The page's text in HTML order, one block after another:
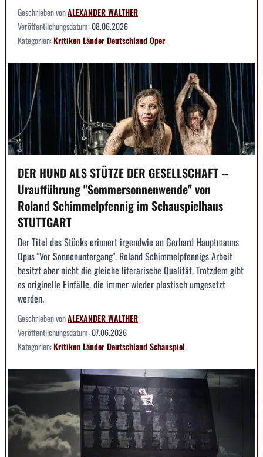
Geschrieben vonALEXANDER WALTHER
Veröffentlichungsdatum:08.06.2026
Kategorien:KritikenLänderDeutschlandOper
DER HUND ALS STÜTZE DER GESELLSCHAFT --
Uraufführung "Sommersonnenwende" von
Roland Schimmelpfennig im Schauspielhaus
STUTTGART
Der Titel des Stücks erinnert irgendwie an Gerhard Hauptmanns
Opus "Vor Sonnenuntergang". Roland Schimmelpfennigs Arbeit
besitzt aber nicht die gleiche literarische Qualität. Trotzdem gibt
es originelle Einfälle, die immer wieder plastisch umgesetzt
werden.
Geschrieben vonALEXANDER WALTHER
Veröffentlichungsdatum:07.06.2026
Kategorien:KritikenLänderDeutschlandSchauspiel